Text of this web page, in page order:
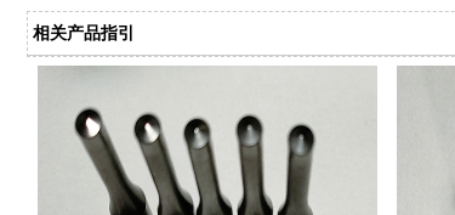
相关产品指引